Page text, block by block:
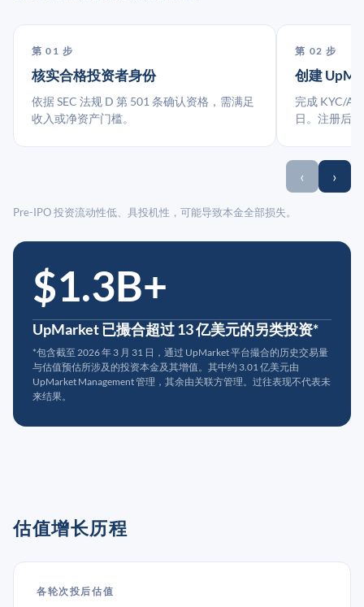
第 01 步
核实合格投资者身份
依据 SEC 法规 D 第 501 条确认资格，需满足
收入或净资产门槛。
第 02 步
创建
完成 KYC/
日。注册后
‹ ›
Pre-IPO 投资流动性低、具投机性，可能导致本金全部损失。
$1.3B+
UpMarket 已撮合超过 13 亿美元的另类投资*
*包含截至 2026 年 3 月 31 日，通过 UpMarket 平台撮合的历史交易量
与估值预估所涉及的投资本金及其增值。其中约 3.01 亿美元由
UpMarket Management 管理，其余由关联方管理。过往表现不代表未
来结果。
估值增长历程
各轮次投后估值